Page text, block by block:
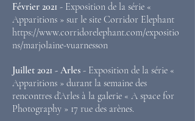
Février 2021 - Exposition de la série «
Apparitions » sur le site Corridor Elephant
https://www.corridorelephant.com/expositio
ns/marjolaine-vuarnesson
Juillet 2021 - Arles - Exposition de la série «
Apparitions » durant la semaine des
rencontres d’Arles à la galerie « A space for
Photography » 17 rue des arènes.